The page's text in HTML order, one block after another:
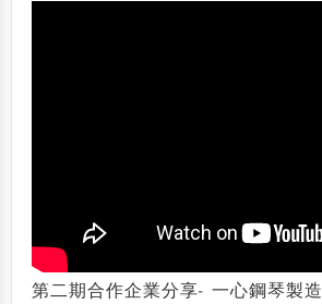
第二期合作企業分享- 一心鋼琴製造